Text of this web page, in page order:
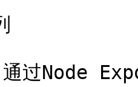
过Node